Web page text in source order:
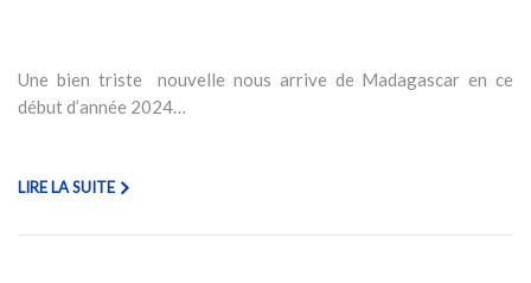
Une bien triste nouvelle nous arrive de Madagascar en ce
début d’année 2024…
LIRE LA SUITE